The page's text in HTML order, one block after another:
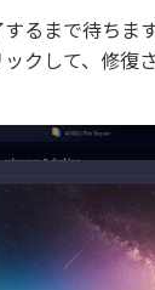
るまで待ちま
クして、修復